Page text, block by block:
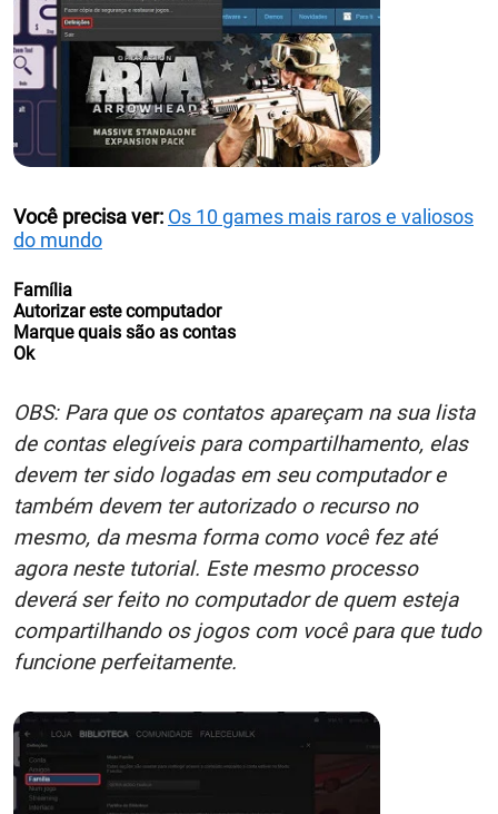
Você precisa ver: Os 10 games mais raros e valiosos
do mundo
Família
Autorizar este computador
Marque quais são as contas
Ok
OBS: Para que os contatos apareçam na sua lista
de contas elegíveis para compartilhamento, elas
devem ter sido logadas em seu computador e
também devem ter autorizado o recurso no
mesmo, da mesma forma como você fez até
agora neste tutorial. Este mesmo processo
deverá ser feito no computador de quem esteja
compartilhando os jogos com você para que tudo
funcione perfeitamente.